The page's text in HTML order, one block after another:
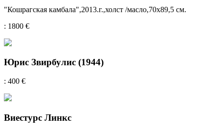
"Кошрагская камбала",2013.г.,холст /масло,70x89,5 см.
: 1800 €
Юрис Звирбулис (1944)
: 400 €
Виестурс Линкс